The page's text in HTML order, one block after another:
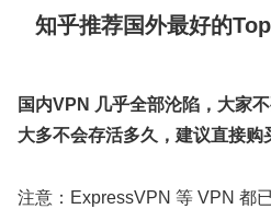
知乎推荐国外最好的
国内VPN 几乎全部沦陷，大家
大多不会存活多久，建议直接购
注意：ExpressVPN 等 VPN 都